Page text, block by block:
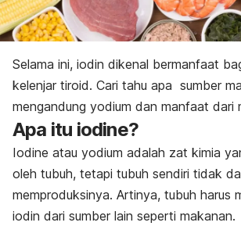
Selama ini, iodin dikenal bermanfaat
kelenjar tiroid. Cari tahu apa sumber
mengandung yodium dan manfaat dari
Apa itu iodine?
Iodine atau yodium adalah zat kimia
oleh tubuh, tetapi tubuh sendiri tidak
memproduksinya. Artinya, tubuh harus
iodin dari sumber lain seperti makanan.